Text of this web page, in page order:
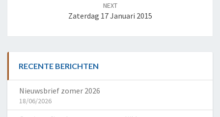
NEXT
Zaterdag 17 Januari 2015
RECENTE BERICHTEN
Nieuwsbrief zomer 2026
18/06/2026